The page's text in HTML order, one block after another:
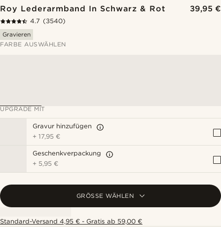
Roy Lederarmband In Schwarz & Rot 39,95 €
4.7 (3540)
Gravieren
FARBE AUSWÄHLEN
UPGRADE MIT
Gravur hinzufügen
+17,95 €
Geschenkverpackung
+ 5,95 €
GRÖSSE WÄHLEN
Standard-Versand 4,95 € - Gratis ab 59,00 €